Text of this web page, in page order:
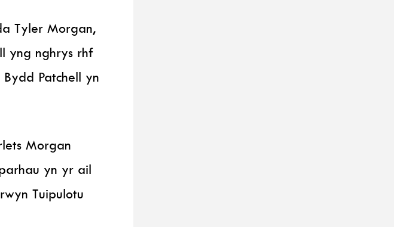
Tyler Morgan,
yng nghrys rhf
Patchell yn
Morgan
yn yr ail
Tuipulotu